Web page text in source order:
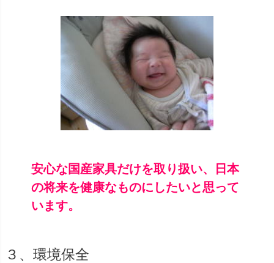
安心な国産家具だけを取り扱い、日本
の将来を健康なものにしたいと思って
います。
３、環境保全